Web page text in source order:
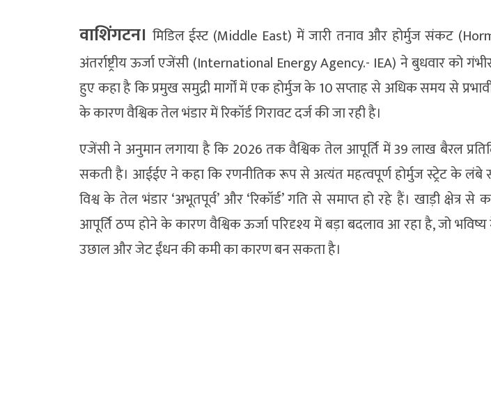
वाशिंगटन। मिडिल ईस्ट (Middle East) में जारी तनाव और होर्मुज संकट
अंतर्राष्ट्रीय ऊर्जा एजेंसी (International Energy Agency.- IEA) ने बुधवार को
हुए कहा है कि प्रमुख समुद्री मार्गों में एक होर्मुज के 10 सप्ताह से अधिक समय से
के कारण वैश्विक तेल भंडार में रिकॉर्ड गिरावट दर्ज की जा रही है।
एजेंसी ने अनुमान लगाया है कि 2026 तक वैश्विक तेल आपूर्ति में 39 लाख बैरल
सकती है। आईईए ने कहा कि रणनीतिक रूप से अत्यंत महत्वपूर्ण होर्मुज स्ट्रेट के
विश्व के तेल भंडार ‘अभूतपूर्व’ और ‘रिकॉर्ड’ गति से समाप्त हो रहे हैं। खाड़ी
आपूर्ति ठप्प होने के कारण वैश्विक ऊर्जा परिदृश्य में बड़ा बदलाव आ रहा है, जो
उछाल और जेट ईंधन की कमी का कारण बन सकता है।